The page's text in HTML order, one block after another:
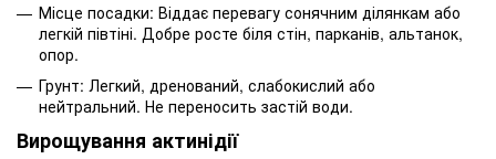
Місце посадки: Віддає перевагу сонячним ділянкам або
легкій півтіні. Добре росте біля стін, парканів, альтанок,
опор.
Грунт: Легкий, дренований, слабокислий або
нейтральний. Не переносить застій води.
Вирощування актинідії